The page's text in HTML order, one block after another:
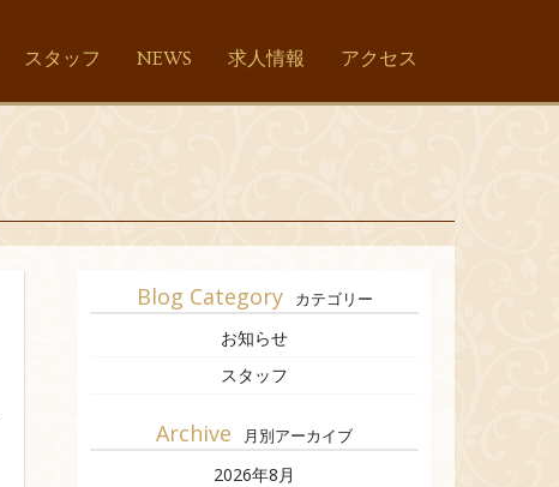
スタッフ NEWS 求人情報 アクセス
Blog Category カテゴリー
お知らせ
スタッフ
Archive 月別アーカイブ
2026年8月